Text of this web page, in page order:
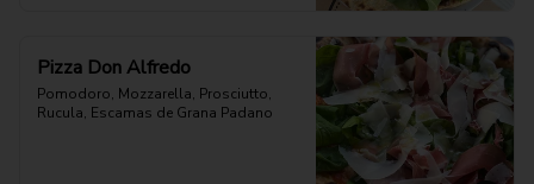
Pizza Don Alfredo
Pomodoro, Mozzarella, Prosciutto,
Rucula, Escamas de Grana Padano